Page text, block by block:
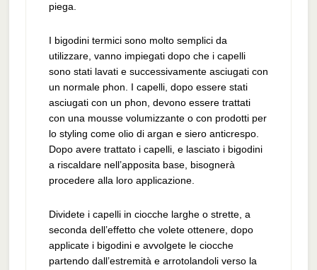
piega.
I bigodini termici sono molto semplici da
utilizzare, vanno impiegati dopo che i capelli
sono stati lavati e successivamente asciugati con
un normale phon. I capelli, dopo essere stati
asciugati con un phon, devono essere trattati
con una mousse volumizzante o con prodotti per
lo styling come olio di argan e siero anticrespo.
Dopo avere trattato i capelli, e lasciato i bigodini
a riscaldare nell’apposita base, bisognerà
procedere alla loro applicazione.
Dividete i capelli in ciocche larghe o strette, a
seconda dell’effetto che volete ottenere, dopo
applicate i bigodini e avvolgete le ciocche
partendo dall’estremità e arrotolandoli verso la